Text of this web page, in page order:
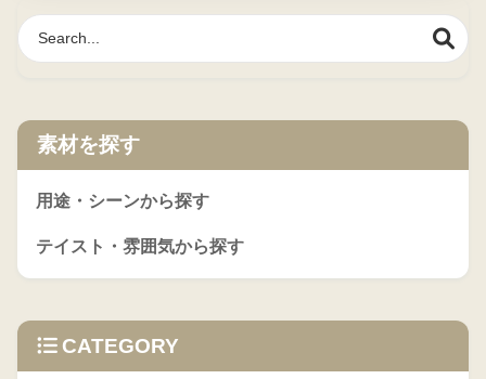
素材を探す
用途・シーンから探す
テイスト・雰囲気から探す
CATEGORY